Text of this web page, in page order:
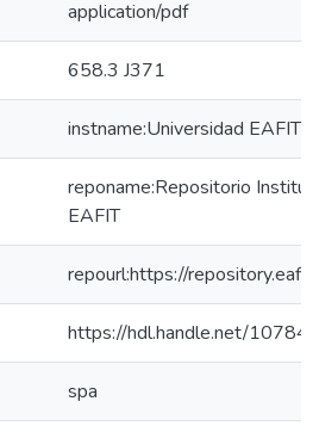
application/pdf
658.3 J371
instname:Universidad EAFIT
reponame:Repositorio
EAFIT
repourl:https://
https://hdl.handle.net/
spa